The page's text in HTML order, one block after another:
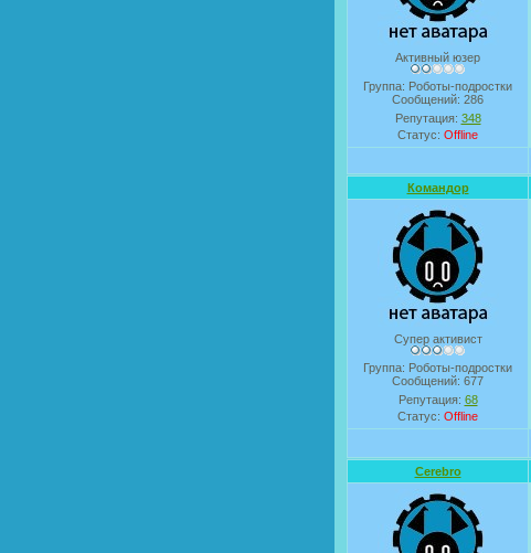
Активный юзер
Группа: Роботы-подростки
Сообщений: 286
Репутация: 348
Статус: Offline
Командор
Супер активист
Группа: Роботы-подростки
Сообщений: 677
Репутация: 68
Статус: Offline
Cerebro